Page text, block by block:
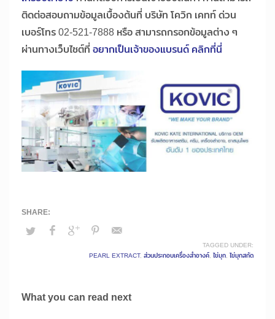
ติดต่อสอบถามข้อมูลเบื้องต้นที่ บริษัท โควิก เคทท์ ด่วน
เบอร์โทร 02-521-7888 หรือ สามารถกรอกข้อมูลต่าง ๆ
ผ่านทางเว็บไซต์ที่ อยากเป็นเจ้าของแบรนด์ คลิกที่นี่
TAGGED UNDER:
PEARL EXTRACT, ส่วนประกอบเครื่องสำอางค์, ไข่มุก, ไข่มุกสกัด
What you can read next